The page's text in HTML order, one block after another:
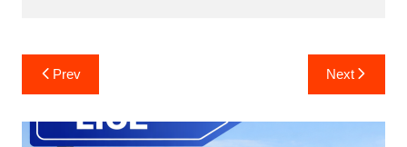
Yazı
gezinmesi
Prev Next